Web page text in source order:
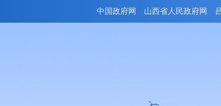
中国政府网 山西省人民政府网